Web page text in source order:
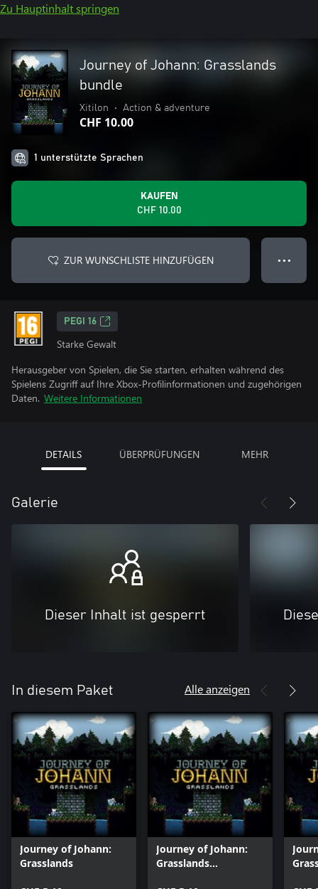
Zu Hauptinhalt springen
Journey of Johann: Grasslands
bundle
Xitilon • Action & adventure
CHF 10.00
1 unterstützte Sprachen
KAUFEN
CHF 10.00
ZUR WUNSCHLISTE HINZUFÜGEN ● ● ●
PEGI 16
Starke Gewalt
Herausgeber von Spielen, die Sie starten, erhalten während des
Spielens Zugriff auf Ihre Xbox-Profilinformationen und zugehörigen
Daten. Weitere Informationen
DETAILS ÜBERPRÜFUNGEN MEHR
Galerie
Dieser Inhalt ist gesperrt
In diesem Paket Alle anzeigen
Journey of Johann:
Grasslands
Journey of Johann:
Grasslands